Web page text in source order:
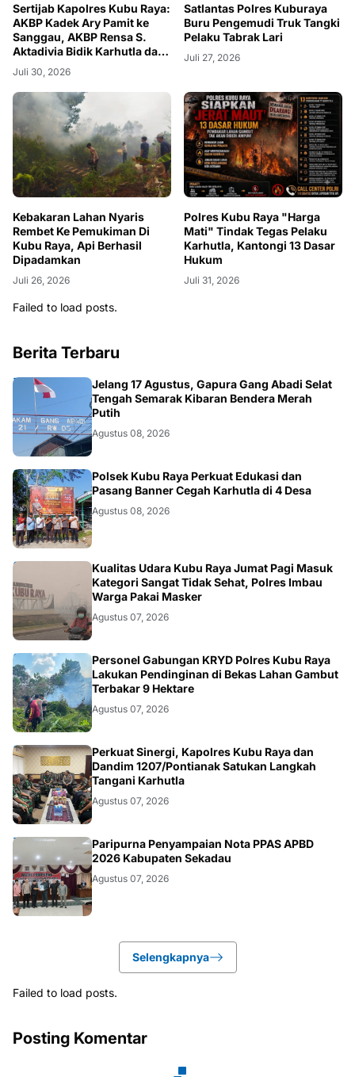
Sertijab Kapolres Kubu Raya:
AKBP Kadek Ary Pamit ke
Sanggau, AKBP Rensa S.
Aktadivia Bidik Karhutla dan
Kemacetan
Juli 30, 2026
Satlantas Polres Kuburaya
Buru Pengemudi Truk Tangki
Pelaku Tabrak Lari
Juli 27, 2026
Kebakaran Lahan Nyaris
Rembet Ke Pemukiman Di
Kubu Raya, Api Berhasil
Dipadamkan
Juli 26, 2026
Polres Kubu Raya "Harga
Mati" Tindak Tegas Pelaku
Karhutla, Kantongi 13 Dasar
Hukum
Juli 31, 2026
Failed to load posts.
Berita Terbaru
Jelang 17 Agustus, Gapura Gang Abadi Selat
Tengah Semarak Kibaran Bendera Merah
Putih
Agustus 08, 2026
KALBAR
Polsek Kubu Raya Perkuat Edukasi dan
Pasang Banner Cegah Karhutla di 4 Desa
Agustus 08, 2026
KALBAR
Kualitas Udara Kubu Raya Jumat Pagi Masuk
Kategori Sangat Tidak Sehat, Polres Imbau
Warga Pakai Masker
Agustus 07, 2026
KALBAR
Personel Gabungan KRYD Polres Kubu Raya
Lakukan Pendinginan di Bekas Lahan Gambut
Terbakar 9 Hektare
Agustus 07, 2026
KALBAR
Perkuat Sinergi, Kapolres Kubu Raya dan
Dandim 1207/Pontianak Satukan Langkah
Tangani Karhutla
Agustus 07, 2026
DAERAH
Paripurna Penyampaian Nota PPAS APBD
2026 Kabupaten Sekadau
Agustus 07, 2026
Selengkapnya
Failed to load posts.
Posting Komentar